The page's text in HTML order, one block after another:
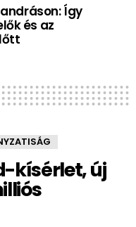
Így
és az
kísérlet, új